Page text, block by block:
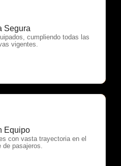
Segura
cumpliendo todas las
vigentes.
Equipo
con vasta trayectoria en el
de pasajeros.